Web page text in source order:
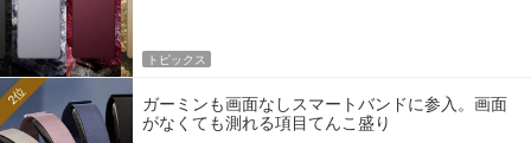
トピックス
ガーミンも画面なしスマートバンドに参入。画面
がなくても測れる項目てんこ盛り
2位